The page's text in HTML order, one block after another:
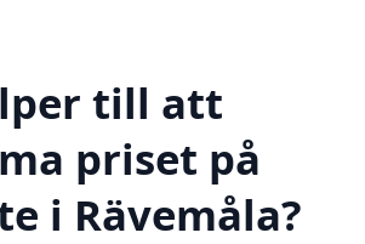
till att
priset på
i Rävemåla?